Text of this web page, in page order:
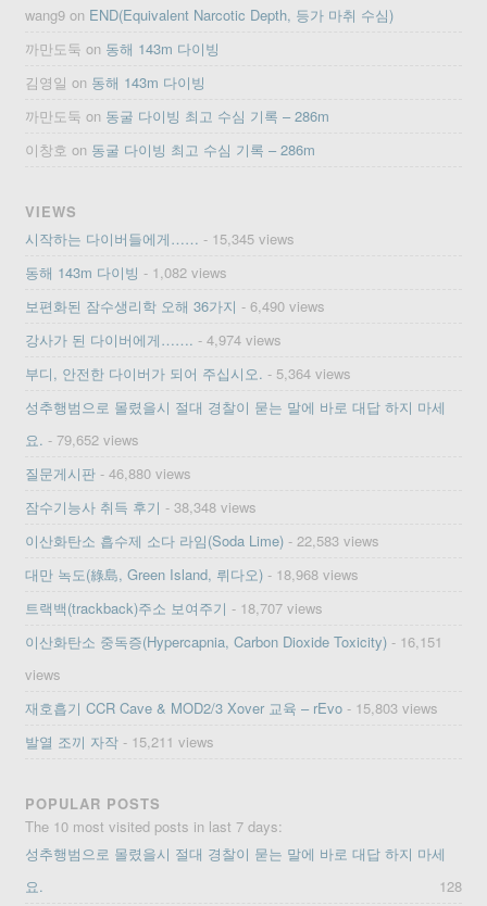
wang9 on END(Equivalent Narcotic Depth, 등가 마취 수심)
까만도둑 on 동해 143m 다이빙
김영일 on 동해 143m 다이빙
까만도둑 on 동굴 다이빙 최고 수심 기록 – 286m
이창호 on 동굴 다이빙 최고 수심 기록 – 286m
VIEWS
시작하는 다이버들에게…… - 15,345 views
동해 143m 다이빙 - 1,082 views
보편화된 잠수생리학 오해 36가지 - 6,490 views
강사가 된 다이버에게……. - 4,974 views
부디, 안전한 다이버가 되어 주십시오. - 5,364 views
성추행범으로 몰렸을시 절대 경찰이 묻는 말에 바로 대답 하지 마세
요. - 79,652 views
질문게시판 - 46,880 views
잠수기능사 취득 후기 - 38,348 views
이산화탄소 흡수제 소다 라임(Soda Lime) - 22,583 views
대만 녹도(綠島, Green Island, 뤼다오) - 18,968 views
트랙백(trackback)주소 보여주기 - 18,707 views
이산화탄소 중독증(Hypercapnia, Carbon Dioxide Toxicity) - 16,151
views
재호흡기 CCR Cave & MOD2/3 Xover 교육 – rEvo - 15,803 views
발열 조끼 자작 - 15,211 views
POPULAR POSTS
The 10 most visited posts in last 7 days:
성추행범으로 몰렸을시 절대 경찰이 묻는 말에 바로 대답 하지 마세
요.
128